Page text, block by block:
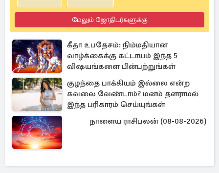
மேலும் ஜோதிடர்களுக்கு
கீதா உபதேசம்: நிம்மதியான
வாழ்க்கைக்கு கட்டாயம் இந்த 5
விஷயங்களை பின்பற்றுங்கள்
குழந்தை பாக்கியம் இல்லை என்ற
கவலை வேண்டாம்? மனம் தளராமல்
இந்த பரிகாரம் செய்யுங்கள்
நாளைய ராசிபலன் (08-08-2026)